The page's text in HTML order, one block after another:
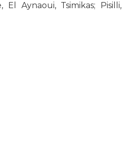
El Aynaoui, Tsimikas; Pisilli,